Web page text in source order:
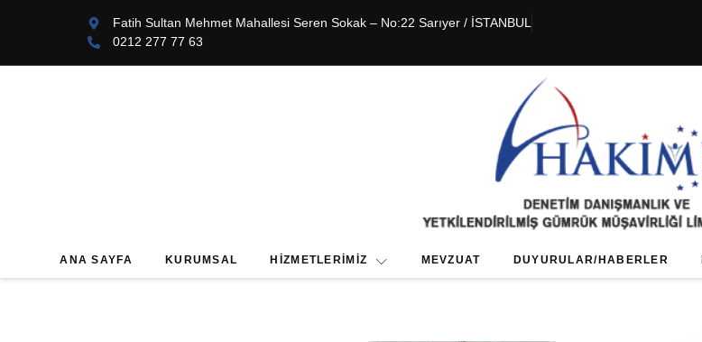
Fatih Sultan Mehmet Mahallesi Seren Sokak – No:22 Sarıyer / İSTANBUL
0212 277 77 63
ANA SAYFA KURUMSAL HIZMETLERIMIZ MEVZUAT DUYURULAR/HABERLER